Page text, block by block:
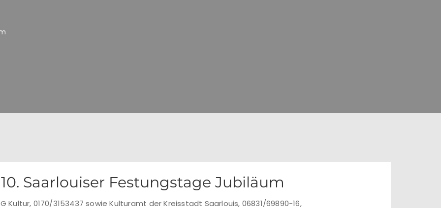
10. Saarlouiser Festungstage Jubiläum
Kultur, 0170/3153437 sowie Kulturamt der Kreisstadt Saarlouis, 06831/69890-16,